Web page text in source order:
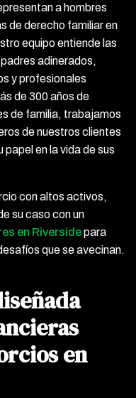
a hombres
de derecho familiar en
equipo entiende las
adinerados,
y profesionales
de 300 años de
de familia, trabajamos
de nuestros clientes
en la vida de sus
con altos activos,
su caso con un
en Riversidepara
que se avecinan.
en